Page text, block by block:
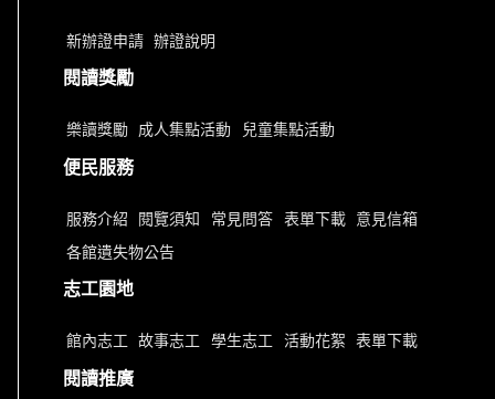
新辦證申請 辦證說明
閱讀獎勵
樂讀獎勵 成人集點活動 兒童集點活動
便民服務
服務介紹 閱覽須知 常見問答 表單下載 意見信箱
各館遺失物公告
志工園地
館內志工 故事志工 學生志工 活動花絮 表單下載
閱讀推廣